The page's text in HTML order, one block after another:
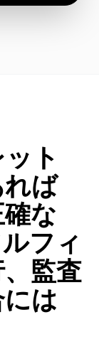
ト
ば
な
フィ
監査
は